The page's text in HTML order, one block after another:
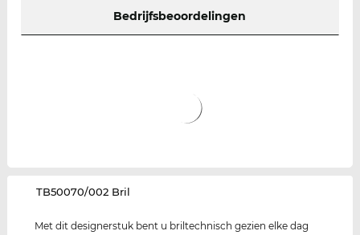
Bedrijfsbeoordelingen
‌TB50070/002 Bril
Met dit designerstuk bent u briltechnisch gezien elke dag